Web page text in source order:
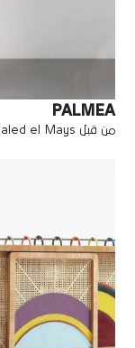
PALMEA
من قبل Khaled el Mays